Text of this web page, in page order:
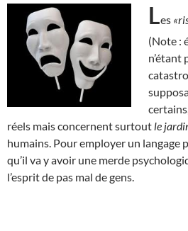
Les
(Note :
n’étant
réels mais concernent surtout le
humains. Pour employer un langage
qu’il va y avoir une merde
l’esprit de pas mal de gens.